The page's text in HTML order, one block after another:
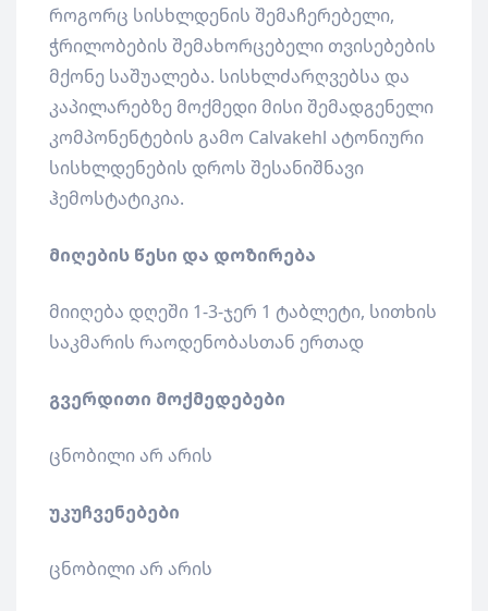
როგორც სისხლდენის შემაჩერებელი,
ჭრილობების შემახორცებელი თვისებების
მქონე საშუალება. სისხლძარღვებსა და
კაპილარებზე მოქმედი მისი შემადგენელი
კომპონენტების გამო Calvakehl ატონიური
სისხლდენების დროს შესანიშნავი
ჰემოსტატიკია.
მიღების წესი და დოზირება
მიიღება დღეში 1-3-ჯერ 1 ტაბლეტი, სითხის
საკმარის რაოდენობასთან ერთად
გვერდითი მოქმედებები
ცნობილი არ არის
უკუჩვენებები
ცნობილი არ არის